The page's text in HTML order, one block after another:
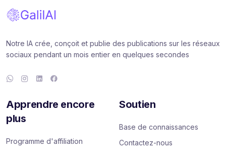
Notre IA crée, conçoit et publie des publications sur les réseaux
sociaux pendant un mois entier en quelques secondes
Apprendre encore
plus
Programme d'affiliation
Soutien
Base de connaissances
Contactez-nous